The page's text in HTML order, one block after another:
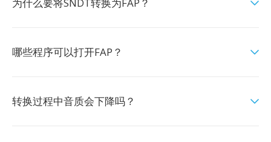
哪些程序可以打开FAP？
转换过程中音质会下降吗？